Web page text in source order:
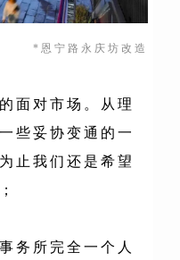
*恩宁路永庆坊改造
面对市场。从理
些妥协变通的一
止我们还是希望
务所完全一个人